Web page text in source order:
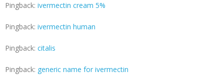
Pingback: ivermectin cream 5%
Pingback: ivermectin human
Pingback: citalis
Pingback: generic name for ivermectin